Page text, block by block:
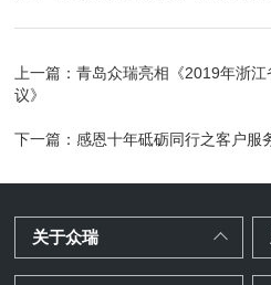
上一篇：青岛众瑞亮相《2019年浙
议》
下一篇：感恩十年砥砺同行之客户
关于众瑞